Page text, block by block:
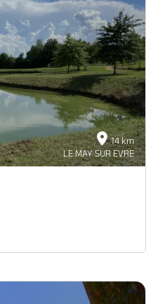
14 km
LE MAY SUR EVRE